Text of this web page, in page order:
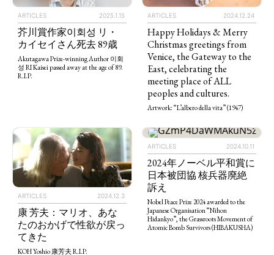
ARTICLES 2025.1.15
芥川賞作家이회성 リ・
カイセイさん死去 89歳
Akutagawa Prize-winning Author 이회
성 RI Kaisei passed away at the age of 89.
R.I.P.
ARTICLES 2024.12.24
Happy Holidays & Merry
Christmas greetings from
Venice, the Gateway to the
East, celebrating the
meeting place of ALL
peoples and cultures.
Artwork: “L’albero della vita” (1947)
ARTICLES 2024.12.3
康 芳夫：マリオ、あな
たのおかげで性欲が戻っ
てきた
KOH Yoshio 康芳夫 R.I.P.
ARTICLES 2024.10.11
2024年ノーベル平和賞に
日本被団協 核兵器廃絶
訴え
Nobel Peace Prize 2024 awarded to the
Japanese Organisation “Nihon
Hidankyo”, the Grassroots Movement of
Atomic Bomb Survivors (HIBAKUSHA)